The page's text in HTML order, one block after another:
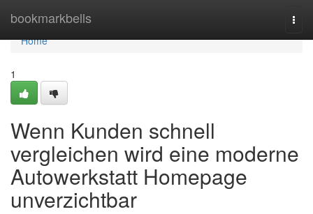
bookmarkbells
Home
Home
1
Wenn Kunden schnell
vergleichen wird eine moderne
Autowerkstatt Homepage
unverzichtbar